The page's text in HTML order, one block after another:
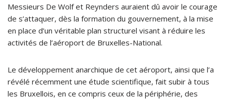
Messieurs De Wolf et Reynders auraient dû avoir le courage
de s’attaquer, dès la formation du gouvernement, à la mise
en place d’un véritable plan structurel visant à réduire les
activités de l’aéroport de Bruxelles-National.
Le développement anarchique de cet aéroport, ainsi que l’a
révélé récemment une étude scientifique, fait subir à tous
les Bruxellois, en ce compris ceux de la périphérie, des